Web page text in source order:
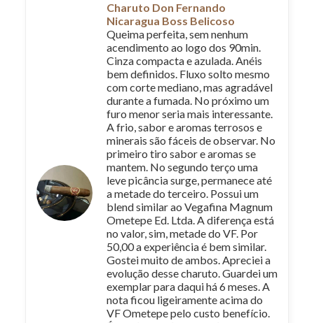
Charuto Don Fernando
Nicaragua Boss Belicoso
Queima perfeita, sem nenhum
acendimento ao logo dos 90min.
Cinza compacta e azulada. Anéis
bem definidos. Fluxo solto mesmo
com corte mediano, mas agradável
durante a fumada. No próximo um
furo menor seria mais interessante.
A frio, sabor e aromas terrosos e
minerais são fáceis de observar. No
primeiro tiro sabor e aromas se
mantem. No segundo terço uma
leve picância surge, permanece até
a metade do terceiro. Possui um
blend similar ao Vegafina Magnum
Ometepe Ed. Ltda. A diferença está
no valor, sim, metade do VF. Por
50,00 a experiência é bem similar.
Gostei muito de ambos. Apreciei a
evolução desse charuto. Guardei um
exemplar para daqui há 6 meses. A
nota ficou ligeiramente acima do
VF Ometepe pelo custo benefício.